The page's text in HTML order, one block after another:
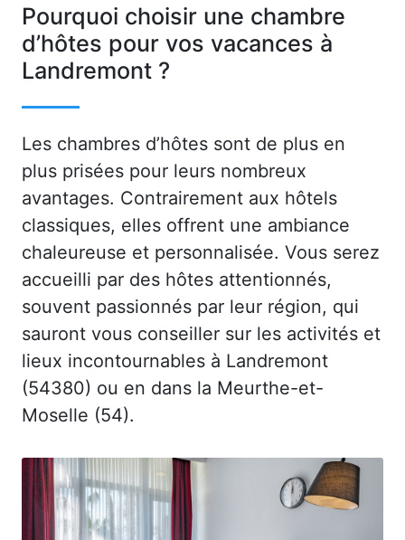
Pourquoi choisir une chambre
d’hôtes pour vos vacances à
Landremont ?
Les chambres d’hôtes sont de plus en
plus prisées pour leurs nombreux
avantages. Contrairement aux hôtels
classiques, elles offrent une ambiance
chaleureuse et personnalisée. Vous serez
accueilli par des hôtes attentionnés,
souvent passionnés par leur région, qui
sauront vous conseiller sur les activités et
lieux incontournables à Landremont
(54380) ou en dans la Meurthe-et-
Moselle (54).